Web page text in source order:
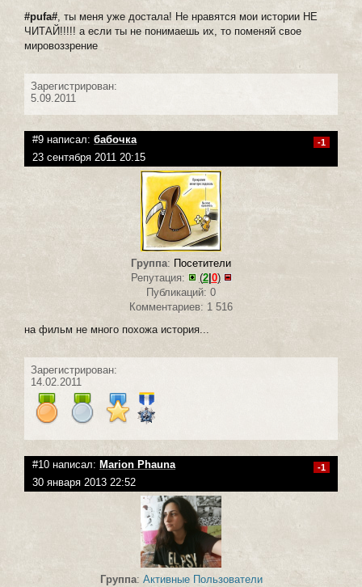
#pufa# , ты меня уже достала! Не нравятся мои истории НЕ
ЧИТАЙ!!!!! а если ты не понимаешь их, то поменяй свое
мировоззрение
Зарегистрирован:
5.09.2011
#9 написал: бабочка -1
23 сентября 2011 20:15
Группа: Посетители
Репутация:
(2| 0)
Публикаций: 0
Комментариев: 1 516
на фильм не много похожа история...
Зарегистрирован:
14.02.2011
#10 написал: Marion Phauna -1
30 января 2013 22:52
Группа: Активные Пользователи